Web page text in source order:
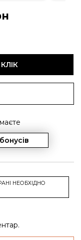
бонусів
НЕОБХІДНО